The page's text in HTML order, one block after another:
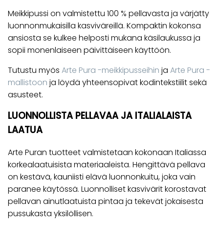
Meikkipussi on valmistettu 100 % pellavasta ja värjätty
luonnonmukaisilla kasviväreillä. Kompaktin kokonsa
ansiosta se kulkee helposti mukana käsilaukussa ja
sopii monenlaiseen päivittäiseen käyttöön.
Tutustu myös Arte Pura -meikkipusseihin ja Arte Pura -
mallistoon ja löydä yhteensopivat kodintekstiilit sekä
asusteet.
LUONNOLLISTA PELLAVAA JA ITALIALAISTA
LAATUA
Arte Puran tuotteet valmistetaan kokonaan Italiassa
korkealaatuisista materiaaleista. Hengittävä pellava
on kestävä, kauniisti elävä luonnonkuitu, joka vain
paranee käytössä. Luonnolliset kasvivärit korostavat
pellavan ainutlaatuista pintaa ja tekevät jokaisesta
pussukasta yksilöllisen.